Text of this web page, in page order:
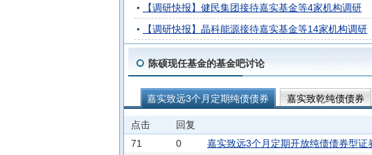
【调研快报】健民集团接待嘉实基金等4家机构调研
【调研快报】晶科能源接待嘉实基金等14家机构调研
陈硕现任基金的基金吧讨论
嘉实致远3个月定期纯债债券 嘉实致乾纯债债券
嘉实商业银行精选债券A
嘉实致裕纯债债券
点击 回复
71 0 嘉实致远3个月定期开放纯债债券型